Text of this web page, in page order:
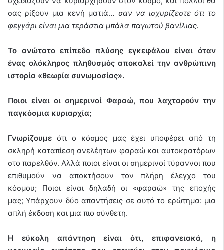
σας ρίξουν μια κενή ματιά… σαν να ισχυρίζεστε ότι το
φεγγάρι είναι μια τεράστια μπάλα παγωτού βανίλιας.
Το ανώτατο επίπεδο πλύσης εγκεφάλου είναι όταν
ένας ολόκληρος πληθυσμός αποκαλεί την ανθρώπινη
ιστορία «θεωρία συνωμοσίας».
Ποιοι είναι οι σημερινοί Φαραώ, που λαχταρούν την
παγκόσμια κυριαρχία;
Γνωρίζουμε ότι ο κόσμος μας έχει υποφέρει από τη
σκληρή καταπίεση ανελέητων φαραώ και αυτοκρατόρων
στο παρελθόν. Αλλά ποιοι είναι οι σημερινοί τύραννοι που
επιθυμούν να αποκτήσουν τον πλήρη έλεγχο του
κόσμου; Ποιοι είναι δηλαδή οι «φαραώ» της εποχής
μας; Υπάρχουν δύο απαντήσεις σε αυτό το ερώτημα: μια
απλή έκδοση και μια πιο σύνθετη.
Η εύκολη απάντηση είναι ότι, επιφανειακά, η